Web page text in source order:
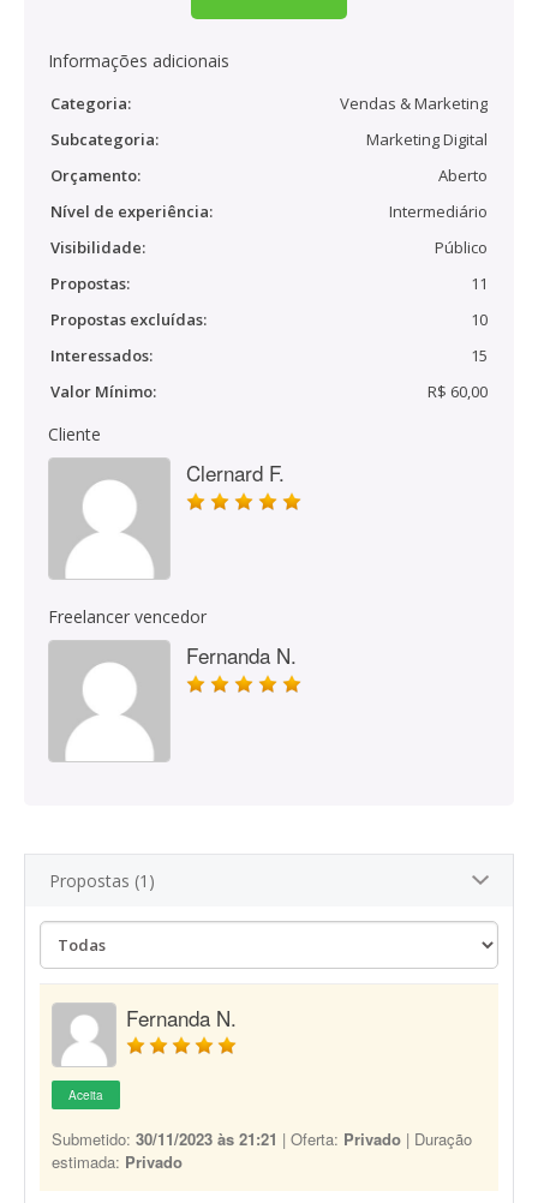
Informações adicionais
Categoria:
Vendas & Marketing
Subcategoria:
Marketing Digital
Orçamento:
Aberto
Nível de experiência:
Intermediário
Visibilidade:
Público
Propostas:
11
Propostas excluídas:
10
Interessados:
15
Valor Mínimo:
R$ 60,00
Cliente
Clernard F.
Freelancer vencedor
Fernanda N.
Propostas (1)
Fernanda N.
Aceita
Submetido: 30/11/2023 às 21:21 | Oferta: Privado | Duração
estimada: Privado